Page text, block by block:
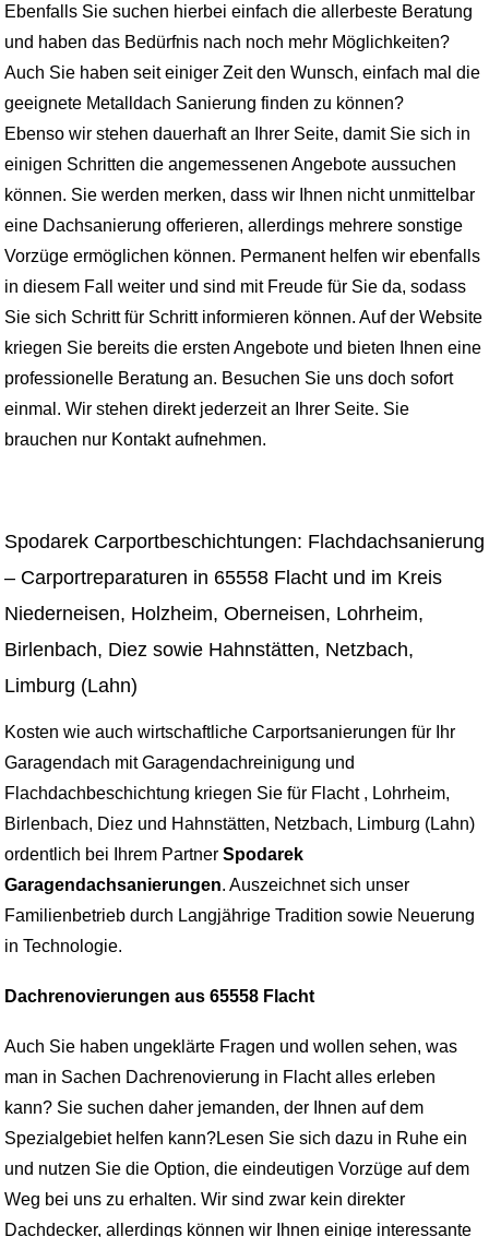
Ebenfalls Sie suchen hierbei einfach die allerbeste Beratung
und haben das Bedürfnis nach noch mehr Möglichkeiten?
Auch Sie haben seit einiger Zeit den Wunsch, einfach mal die
geeignete Metalldach Sanierung finden zu können?
Ebenso wir stehen dauerhaft an Ihrer Seite, damit Sie sich in
einigen Schritten die angemessenen Angebote aussuchen
können. Sie werden merken, dass wir Ihnen nicht unmittelbar
eine Dachsanierung offerieren, allerdings mehrere sonstige
Vorzüge ermöglichen können. Permanent helfen wir ebenfalls
in diesem Fall weiter und sind mit Freude für Sie da, sodass
Sie sich Schritt für Schritt informieren können. Auf der Website
kriegen Sie bereits die ersten Angebote und bieten Ihnen eine
professionelle Beratung an. Besuchen Sie uns doch sofort
einmal. Wir stehen direkt jederzeit an Ihrer Seite. Sie
brauchen nur Kontakt aufnehmen.
Spodarek Carportbeschichtungen: Flachdachsanierung
– Carportreparaturen in 65558 Flacht und im Kreis
Niederneisen, Holzheim, Oberneisen, Lohrheim,
Birlenbach, Diez sowie Hahnstätten, Netzbach,
Limburg (Lahn)
Kosten wie auch wirtschaftliche Carportsanierungen für Ihr
Garagendach mit Garagendachreinigung und
Flachdachbeschichtung kriegen Sie für Flacht , Lohrheim,
Birlenbach, Diez und Hahnstätten, Netzbach, Limburg (Lahn)
ordentlich bei Ihrem Partner Spodarek
Garagendachsanierungen. Auszeichnet sich unser
Familienbetrieb durch Langjährige Tradition sowie Neuerung
in Technologie.
Dachrenovierungen aus 65558 Flacht
Auch Sie haben ungeklärte Fragen und wollen sehen, was
man in Sachen Dachrenovierung in Flacht alles erleben
kann? Sie suchen daher jemanden, der Ihnen auf dem
Spezialgebiet helfen kann?Lesen Sie sich dazu in Ruhe ein
und nutzen Sie die Option, die eindeutigen Vorzüge auf dem
Weg bei uns zu erhalten. Wir sind zwar kein direkter
Dachdecker, allerdings können wir Ihnen einige interessante